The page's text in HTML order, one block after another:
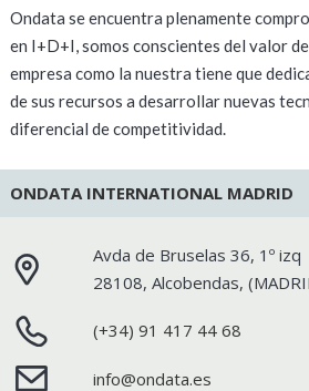
Ondata se encuentra plenamente
en I+D+I, somos conscientes del valor
empresa como la nuestra tiene que
de sus recursos a desarrollar nuevas
diferencial de competitividad.
ONDATA INTERNATIONAL MADRID
Avda de Bruselas 36, 1º izq
28108,Alcobendas, (
(+34) 91 417 44 68
info@ondata.es